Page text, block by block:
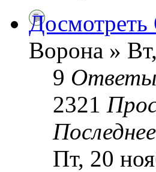
Ворона »
9 Ответы
2321
Пт, 20